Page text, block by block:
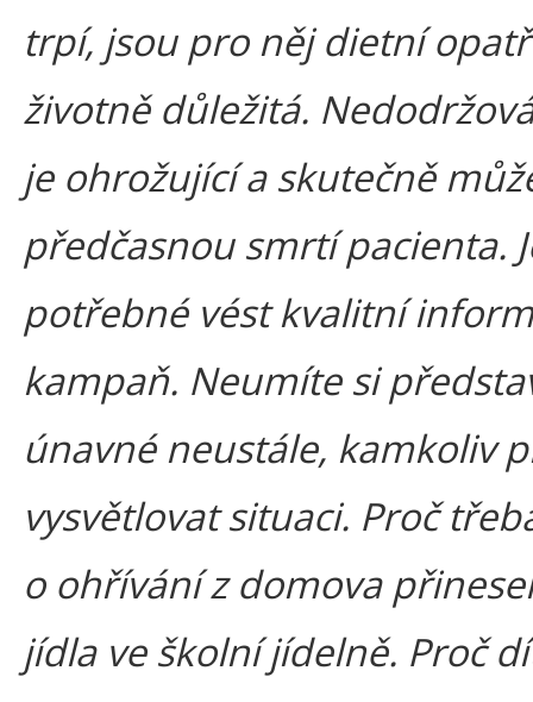
trpí, jsou pro něj dietní
životně důležitá.
je ohrožující a skutečně
předčasnou smrtí pacienta.
potřebné vést kvalitní
kampaň. Neumíte si
únavné neustále, kamkoliv
vysvětlovat situaci. Proč
o ohřívání z domova
jídla ve školní jídelně. Proč